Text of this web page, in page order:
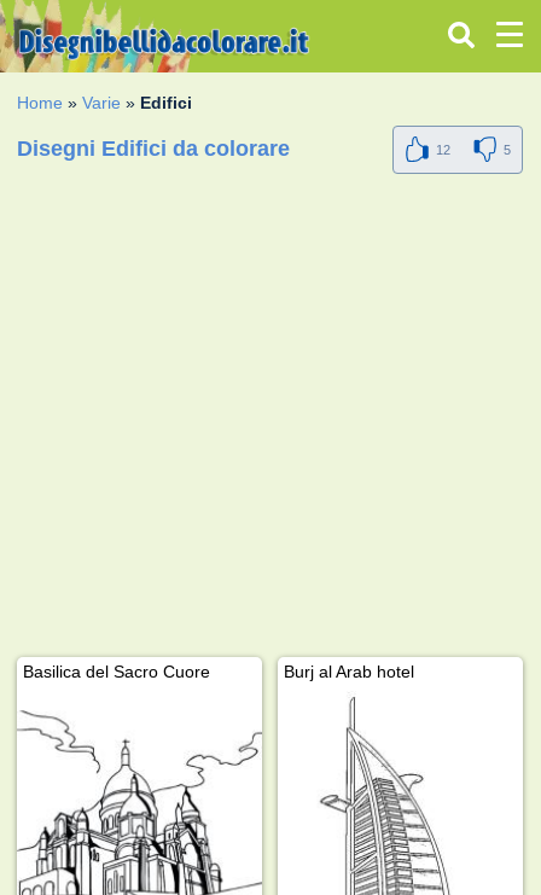
Home »Varie » Edifici
Disegni Edifici da colorare 12 5
Basilica del Sacro Cuore Burj al Arab hotel